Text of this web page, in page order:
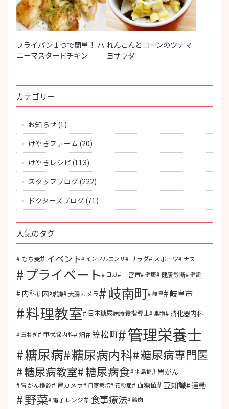
フライパン１つで簡単！ ハ
ニーマスタードチキン
れんこんとコーンのツナマ
ヨサラダ
カテゴリー
お知らせ (1)
けやきファーム (20)
けやきレシピ (113)
スタッフブログ (222)
ドクターズブログ (71)
人気のタグ
もち麦 イベント インフルエンザ サラダ スポーツ ナス
プライベート ヨガ 一宮市 健康 健康診断 健診
内科 内視鏡 大腸カメラ 岐南町 岐阜 岐阜市
料理教室 日本糖尿病療養指導士 果物 消化器内科
玉ねぎ 甲状腺内科 畑 笠松町 管理栄養士
糖尿病 糖尿病内科 糖尿病専門医
糖尿病教室 糖尿病食 羽島郡 胃がん
胃がん検診 胃カメラ 自家栽培 花粉症 血糖値 豆知識 運動
野菜 電子レンジ 食事療法 鶏肉